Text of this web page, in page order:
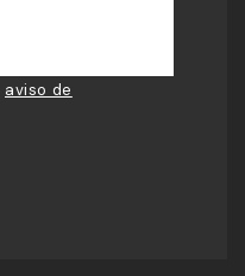
aviso de